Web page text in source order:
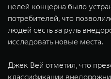
целей концерна было
потребителей, что
людей сесть за руль
исследовать новые места.
Джек Вей отметил, что
классификации